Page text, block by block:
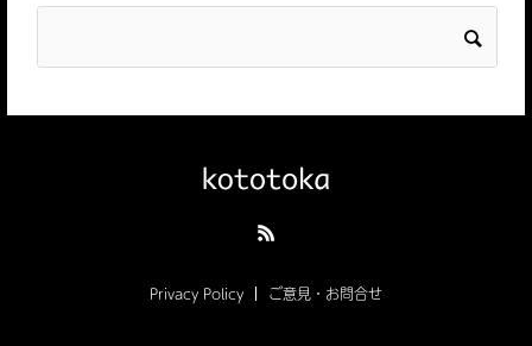
Privacy Policy ご意見・お問合せ